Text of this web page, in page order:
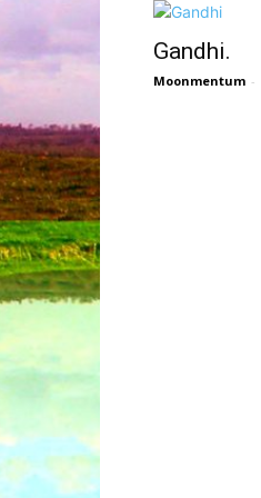
Gandhi.
Moonmentum -